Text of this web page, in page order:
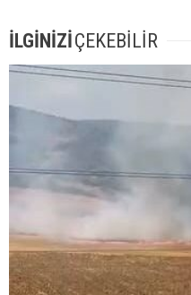
İLGİNİZİÇEKEBİLİR